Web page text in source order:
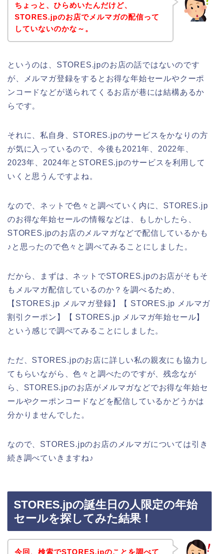
ちょっと、ひらめいたんだけど、
STORES.jpのお店でメルマガの配信って
していないのかな～。
というのは、STORES.jpのお店の話ではないのです
が、メルマガ登録をするとお得な年始セールやクーポ
ンコードなどが送られてくるお店が巷には結構あるか
らです。
それに、私自身、STORES.jpのサービスをかなりの方
が気に入っているので、今後も2021年、2022年、
2023年、2024年とSTORES.jpのサービスを利用して
いくと思うんですよね。
なので、ネットで色々と調べていく内に、STORES.jp
のお得な年始セールの情報などは、もしかしたら、
STORES.jpのお店のメルマガなどで配信しているかも
♪と思ったので色々と調べてみることにしました。
だから、まずは、ネットでSTORES.jpのお店がそもそ
もメルマガ配信しているのか？を調べるため、
【STORES.jp メルマガ登録】【 STORES.jp メルマガ
割引クーポン】【 STORES.jp メルマガ年始セール】
という感じで調べてみることにしました。
ただ、STORES.jpのお店に詳しい私の親友にも協力し
てもらいながら、色々と調べたのですが、残念なが
ら、STORES.jpのお店がメルマガなどでお得な年始セ
ールやクーポンコードなどを配信しているかどうかは
分かりませんでした。
なので、STORES.jpのお店のメルマガについては引き
続き調べていきますね♪
STORES.jpの誕生日の人限定の年始
セールを探してみた結果！
今回、検索でSTORES.jpのことを調べて